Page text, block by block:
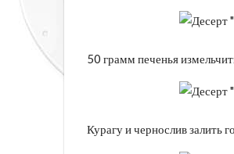
50 грамм печенья
Курагу и чернослив